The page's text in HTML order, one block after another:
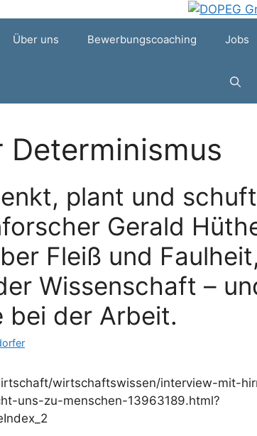
Über uns Bewerbungscoaching Jobs
plant und
Gerald
Fleiß und
Wissenschaft –
bei der Arbeit.
wirtschaftswissen/interview-mit-
uns-zu-menschen-13963189.html?